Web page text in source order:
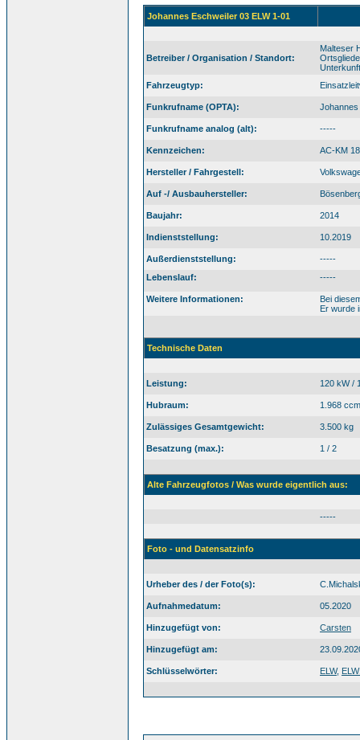
Johannes Eschweiler 03 ELW 1-01
Betreiber / Organisation / Standort:
Malteser
Fahrzeugtyp:
Funkrufname (OPTA): Johannes
Funkrufname analog (alt): -----
Kennzeichen: AC-KM
Hersteller / Fahrgestell:
Auf -/ Ausbauhersteller:
Baujahr: 2014
Indienststellung: 10.2019
Außerdienststellung:
-----
Lebenslauf:
-----
Weitere Informationen:
Bei
Er wurde
Technische Daten
Leistung: 120 kW /
Hubraum: 1.968 ccm
Zulässiges Gesamtgewicht: 3.500 kg
Besatzung (max.): 1 / 2
Alte Fahrzeugfotos / Was wurde eigentlich aus:
-----
Foto - und Datensatzinfo
Urheber des / der Foto(s):
Aufnahmedatum: 05.2020
Hinzugefügt von: Carsten
Hinzugefügt am:
Schlüsselwörter: ELW,